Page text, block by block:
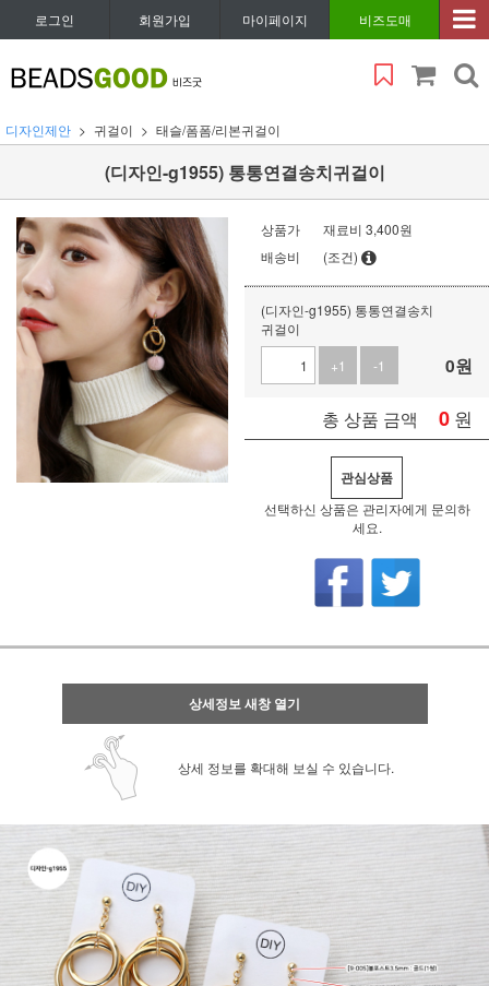
로그인 회원가입 마이페이지 비즈도매
디자인제안 귀걸이 태슬/폼폼/리본귀걸이
(디자인-g1955) 통통연결송치귀걸이
상품가
재료비 3,400원
배송비
(조건)
(디자인-g1955) 통통연결송치
귀걸이
+1
-1 0원
총 상품 금액 0 원
관심상품
선택하신 상품은 관리자에게 문의하
세요.
상세정보 새창 열기
상세 정보를 확대해 보실 수 있습니다.